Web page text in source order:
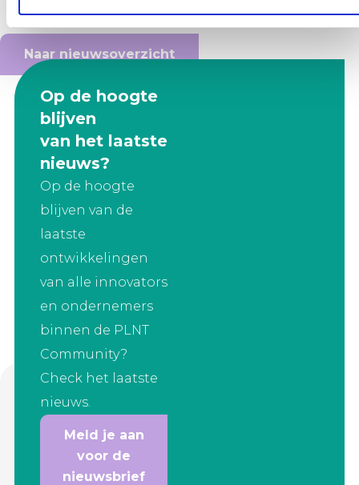
Naar nieuwsoverzicht
Op de hoogte
blijven
van het laatste
nieuws?
Op de hoogte
blijven van de
laatste
ontwikkelingen
van alle innovators
en ondernemers
binnen de PLNT
Community?
Check het laatste
nieuws.
Meld je aan
voor de
nieuwsbrief